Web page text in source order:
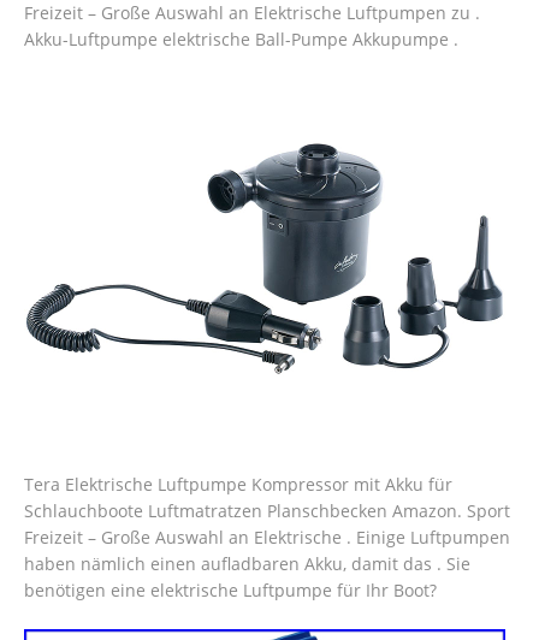
Freizeit – Große Auswahl an Elektrische Luftpumpen zu .
Akku-Luftpumpe elektrische Ball-Pumpe Akkupumpe .
Tera Elektrische Luftpumpe Kompressor mit Akku für
Schlauchboote Luftmatratzen Planschbecken Amazon. Sport
Freizeit – Große Auswahl an Elektrische . Einige Luftpumpen
haben nämlich einen aufladbaren Akku, damit das . Sie
benötigen eine elektrische Luftpumpe für Ihr Boot?